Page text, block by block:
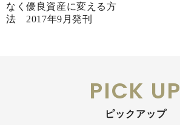
なく優良資産に変える方
法 2017年9月発刊
PICK UP
ピックアップ